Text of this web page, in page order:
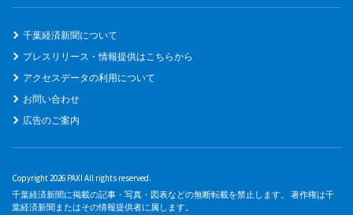
千葉経済新聞について
プレスリリース・情報提供はこちらから
アクセスデータの利用について
お問い合わせ
広告のご案内
Copyright 2026 PAXI All rights reserved.
千葉経済新聞に掲載の記事・写真・図表などの無断転載を禁止します。 著作権は千
葉経済新聞またはその情報提供者に属します。